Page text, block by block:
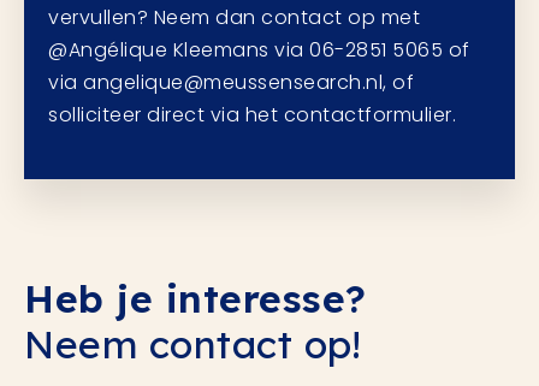
vervullen? Neem dan contact op met
@Angélique Kleemans via 06-2851 5065 of
via angelique@meussensearch.nl, of
solliciteer direct via het contactformulier.
Heb je interesse?
Neem contact op!